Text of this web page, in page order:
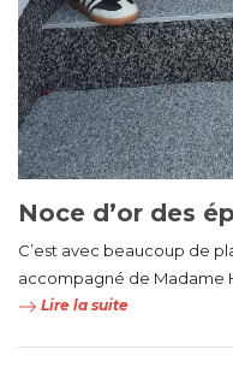
Noce d’or des
C’est avec beaucoup de
accompagné de Madame
Lire la suite